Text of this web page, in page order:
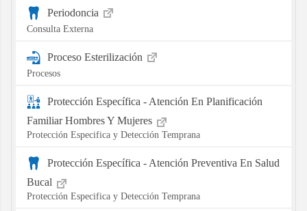
Periodoncia
Consulta Externa
Proceso Esterilización
Procesos
Protección Específica - Atención En Planificación
Familiar Hombres Y Mujeres
Protección Especifica y Detección Temprana
Protección Específica - Atención Preventiva En Salud
Bucal
Protección Especifica y Detección Temprana